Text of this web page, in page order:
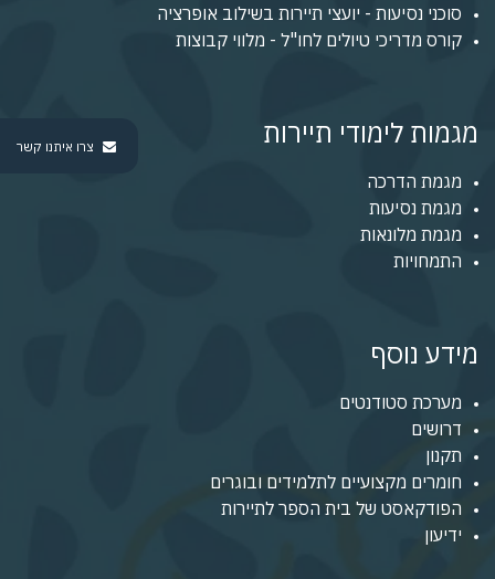
צרו איתנו קשר
סוכני נסיעות - יועצי תיירות בשילוב אופרציה
קורס מדריכי טיולים לחו"ל - מלווי קבוצות
מגמות לימודי תיירות
מגמת הדרכה
מגמת נסיעות
מגמת מלונאות
התמחויות
מידע נוסף
מערכת סטודנטים
דרושים
תקנון
חומרים מקצועיים לתלמידים ובוגרים
הפודקאסט של בית הספר לתיירות
ידיעון